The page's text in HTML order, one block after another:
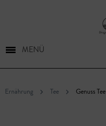
MENÜ
Ernährung Tee Genuss Tee